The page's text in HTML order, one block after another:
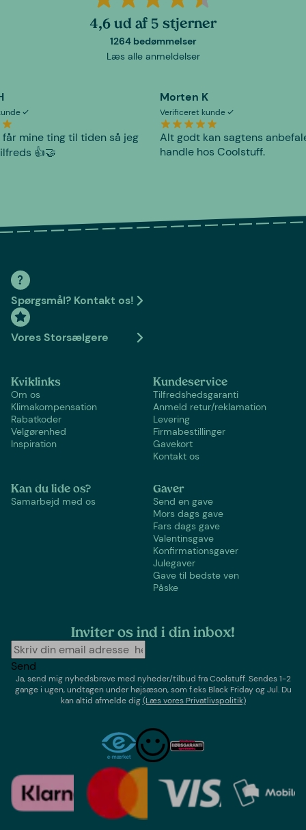
4,6 ud af 5 stjerner
1264 bedømmelser
Læs alle anmeldelser
får mine ting til tiden så jeg
👍🤝
Morten K
Verificeret kunde
Alt godt kan sagtens
handle hos Coolstuff.
Spørgsmål? Kontakt os!
Vores Storsælgere
Kviklinks
Om os
Klimakompensation
Rabatkoder
Velgørenhed
Inspiration
Kundeservice
Tilfredshedsgaranti
Anmeld retur/reklamation
Levering
Firmabestillinger
Gavekort
Kontakt os
Kan du lide os?
Samarbejd med os
Gaver
Send en gave
Mors dags gave
Fars dags gave
Valentinsgave
Konfirmationsgaver
Julegaver
Gave til bedste ven
Påske
Inviter os ind i din inbox!
Send
Ja, send mig nyhedsbreve med nyheder/tilbud fraCoolstuff. Sendes 1-2
gange i ugen,undtagen under højsæson, som f.eks Black Friday og Jul. Du
kan altid afmelde dig(Læs vores Privatlivspolitik)